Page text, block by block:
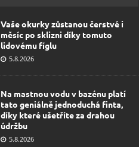
Vaše okurky zůstanou čerstvé i
měsíc po sklizni díky tomuto
lidovému fíglu
5.8.2026
Na mastnou vodu v bazénu platí
tato geniálně jednoduchá finta,
díky které ušetříte za drahou
údržbu
5.8.2026